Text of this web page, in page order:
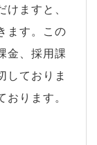
ますと、
ます。この
金、採用課
しておりま
ります。